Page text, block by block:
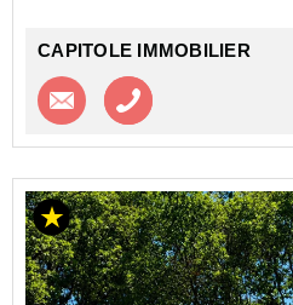
CAPITOLE IMMOBILIER
Contacter l'agence